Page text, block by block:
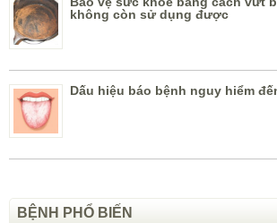
không còn sử dụng được
Dấu hiệu báo bệnh nguy hiểm
BỆNH PHỔ BIẾN